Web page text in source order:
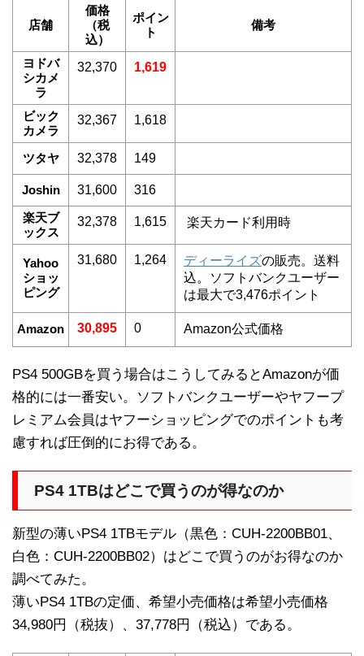
店舗
価格
（税
込）
ポイン
ト
備考
ヨドバ
シカメ
ラ
32,370 1,619
ビック
カメラ
32,367 1,618
ツタヤ 32,378 149
Joshin 31,600
316
楽天ブ
ックス
32,378 1,615 楽天カード利用時
Yahoo
ショッ
ピング
31,680 1,264 ディーライズの販売。送料
込。ソフトバンクユーザー
は最大で3,476ポイント
Amazon 30,895 0 Amazon公式価格
PS4 500GBを買う場合はこうしてみるとAmazonが価
格的には一番安い。ソフトバンクユーザーやヤフープ
レミアム会員はヤフーショッピングでのポイントも考
慮すれば圧倒的にお得である。
PS4 1TBはどこで買うのが得なのか
新型の薄いPS4 1TBモデル（黒色：CUH-2200BB01、
白色：CUH-2200BB02）はどこで買うのがお得なのか
調べてみた。
薄いPS4 1TBの定価、希望小売価格は希望小売価格
34,980円（税抜）、37,778円（税込）である。